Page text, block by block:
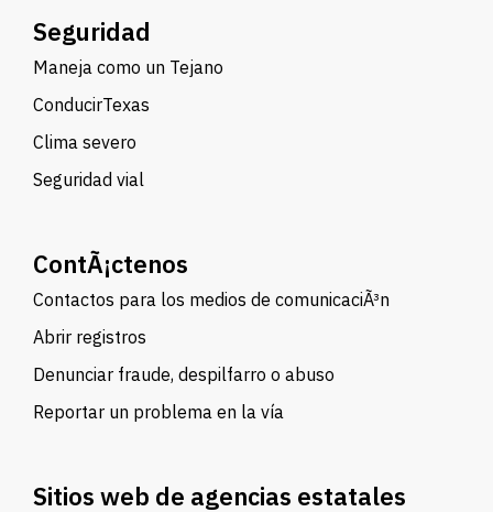
Seguridad
Maneja como un Tejano
ConducirTexas
Clima severo
Seguridad vial
ContÃ¡ctenos
Contactos para los medios de comunicaciÃ³n
Abrir registros
Denunciar fraude, despilfarro o abuso
Reportar un problema en la vía
Sitios web de agencias estatales